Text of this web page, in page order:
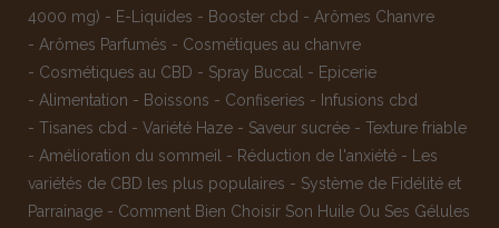
4000 mg) - E-Liquides - Booster cbd - Arômes Chanvre
- Arômes Parfumés - Cosmétiques au chanvre
- Cosmétiques au CBD - Spray Buccal - Epicerie
- Alimentation - Boissons - Confiseries - Infusions cbd
- Tisanes cbd - Variété Haze - Saveur sucrée - Texture friable
- Amélioration du sommeil - Réduction de l'anxiété -
Les
variétés de CBD les plus populaires - Système de Fidélité et
Parrainage - Comment Bien Choisir Son Huile Ou Ses Gélules